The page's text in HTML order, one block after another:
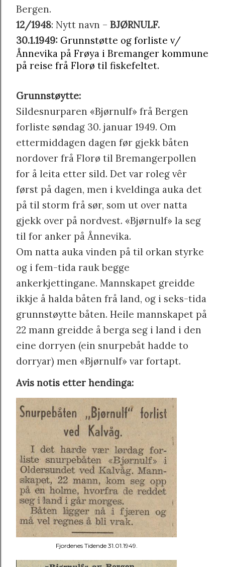
Bergen.
12/1948: Nytt navn – BJØRNULF.
30.1.1949: Grunnstøtte og forliste v/
Ånnevika på Frøya i Bremanger kommune
på reise frå Florø til fiskefeltet.
Grunnstøytte:
Sildesnurparen «Bjørnulf» frå Bergen
forliste søndag 30. januar 1949. Om
ettermiddagen dagen før gjekk båten
nordover frå Florø til Bremangerpollen
for å leita etter sild. Det var roleg vêr
først på dagen, men i kveldinga auka det
på til storm frå sør, som ut over natta
gjekk over på nordvest. «Bjørnulf» la seg
til for anker på Ånnevika.
Om natta auka vinden på til orkan styrke
og i fem-tida rauk begge
ankerkjettingane. Mannskapet greidde
ikkje å halda båten frå land, og i seks-tida
grunnstøytte båten. Heile mannskapet på
22 mann greidde å berga seg i land i den
eine dorryen (ein snurpebåt hadde to
dorryar) men «Bjørnulf» var fortapt.
Avis notis etter hendinga:
Fjordenes Tidende 31.01.1949.